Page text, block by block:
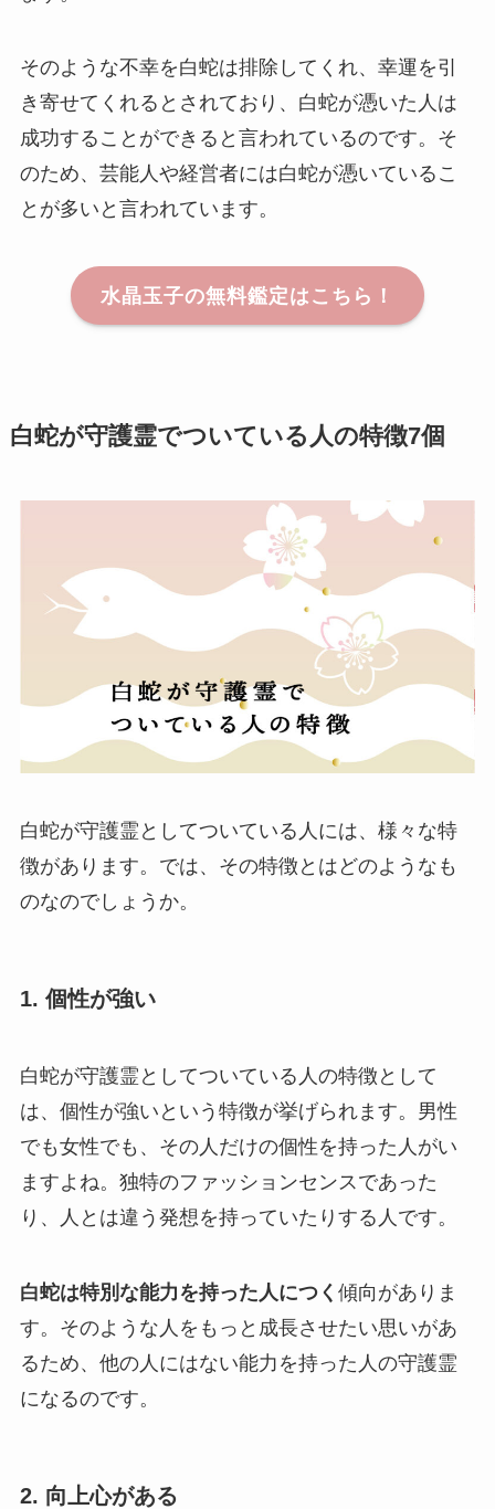
そのような不幸を白蛇は排除してくれ、幸運を引
き寄せてくれるとされており、白蛇が憑いた人は
成功することができると言われているのです。そ
のため、芸能人や経営者には白蛇が憑いているこ
とが多いと言われています。
水晶玉子の無料鑑定はこちら！
白蛇が守護霊でついている人の特徴7個
白蛇が守護霊としてついている人には、様々な特
徴があります。では、その特徴とはどのようなも
のなのでしょうか。
1. 個性が強い
白蛇が守護霊としてついている人の特徴として
は、個性が強いという特徴が挙げられます。男性
でも女性でも、その人だけの個性を持った人がい
ますよね。独特のファッションセンスであった
り、人とは違う発想を持っていたりする人です。
白蛇は特別な能力を持った人につく 傾向がありま
す。そのような人をもっと成長させたい思いがあ
るため、他の人にはない能力を持った人の守護霊
になるのです。
2. 向上心がある